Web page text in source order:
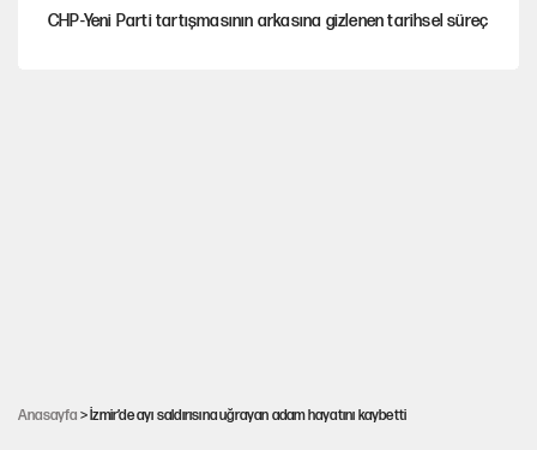
CHP-Yeni Parti tartışmasının arkasına gizlenen tarihsel süreç
Anasayfa > İzmir’de ayı saldırısına uğrayan adam hayatını kaybetti